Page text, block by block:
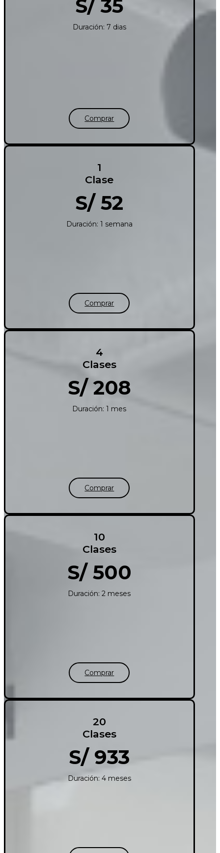
S/ 35
Duración: 7 dias
Comprar
1
Clase
S/ 52
Duración: 1 semana
Comprar
4
Clases
S/ 208
Duración: 1 mes
Comprar
10
Clases
S/ 500
Duración: 2 meses
Comprar
20
Clases
S/ 933
Duración: 4 meses